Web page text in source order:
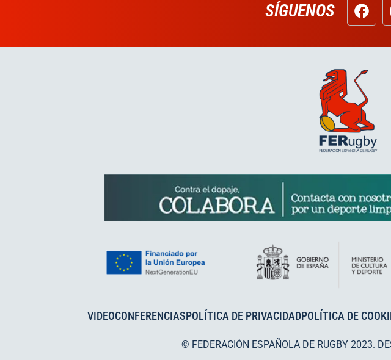
SÍGUENOS
VIDEOCONFERENCIASPOLÍTICA DE PRIVACIDADPOLÍTICA DE
© FEDERACIÓN ESPAÑOLA DE RUGBY 2023.